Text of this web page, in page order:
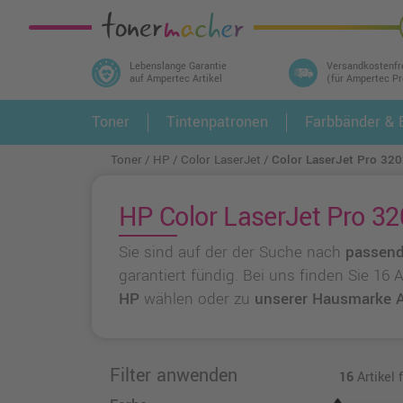
Lebenslange Garantie
auf Ampertec Artikel
(für Ampertec
In 3 einfachen Schritten ihr Druckermodell
und alle dazu passenden Artikel finden ➤ 1.
Toner Tintenpatronen Farbbänder &
Toner HP Color LaserJet Color LaserJet Pro
HP Color LaserJet Pro
Sie sind auf der der Suche nach
garantiert fündig. Bei uns finden Sie 16
HP wählen oder zu unserer Hausmarke
Filter anwenden 16Artikel